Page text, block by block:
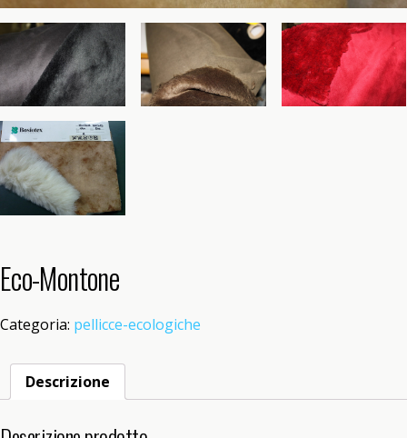
Eco-Montone
Categoria: pellicce-ecologiche
Descrizione